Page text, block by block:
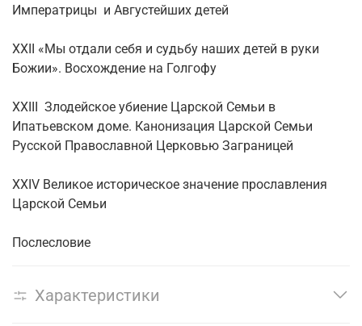
Императрицы и Августейших детей
XXII «Мы отдали себя и судьбу наших детей в руки
Божии». Восхождение на Голгофу
XXIII Злодейское убиение Царской Семьи в
Ипатьевском доме. Канонизация Царской Семьи
Русской Православной Церковью Заграницей
XXIV Великое историческое значение прославления
Царской Семьи
Послесловие
Характеристики